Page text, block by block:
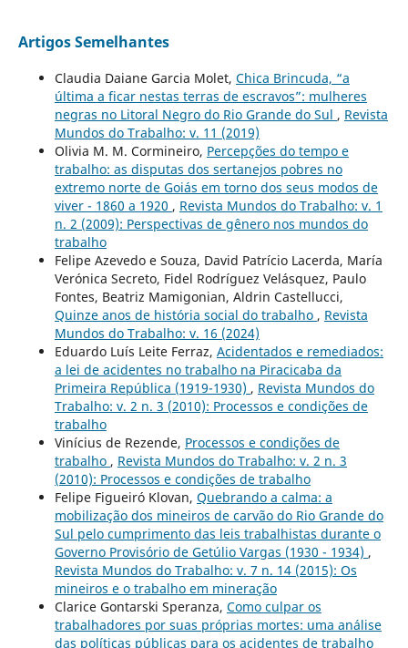
Artigos Semelhantes
Claudia Daiane Garcia Molet, Chica Brincuda, “a
última a ficar nestas terras de escravos”: mulheres
negras no Litoral Negro do Rio Grande do Sul , Revista
Mundos do Trabalho: v. 11 (2019)
Olivia M. M. Cormineiro, Percepções do tempo e
trabalho: as disputas dos sertanejos pobres no
extremo norte de Goiás em torno dos seus modos de
viver - 1860 a 1920 , Revista Mundos do Trabalho: v. 1
n. 2 (2009): Perspectivas de gênero nos mundos do
trabalho
Felipe Azevedo e Souza, David Patrício Lacerda, María
Verónica Secreto, Fidel Rodríguez Velásquez, Paulo
Fontes, Beatriz Mamigonian, Aldrin Castellucci,
Quinze anos de história social do trabalho , Revista
Mundos do Trabalho: v. 16 (2024)
Eduardo Luís Leite Ferraz, Acidentados e remediados:
a lei de acidentes no trabalho na Piracicaba da
Primeira República (1919-1930) , Revista Mundos do
Trabalho: v. 2 n. 3 (2010): Processos e condições de
trabalho
Vinícius de Rezende, Processos e condições de
trabalho , Revista Mundos do Trabalho: v. 2 n. 3
(2010): Processos e condições de trabalho
Felipe Figueiró Klovan, Quebrando a calma: a
mobilização dos mineiros de carvão do Rio Grande do
Sul pelo cumprimento das leis trabalhistas durante o
Governo Provisório de Getúlio Vargas (1930 - 1934) ,
Revista Mundos do Trabalho: v. 7 n. 14 (2015): Os
mineiros e o trabalho em mineração
Clarice Gontarski Speranza, Como culpar os
trabalhadores por suas próprias mortes: uma análise
das políticas públicas para os acidentes de trabalho